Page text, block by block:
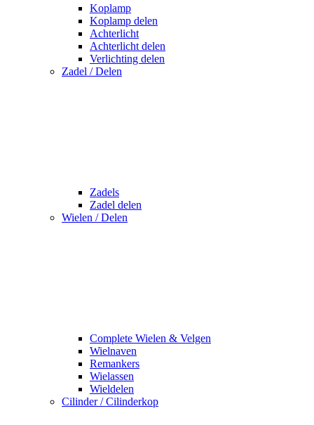
Koplamp
Koplamp delen
Achterlicht
Achterlicht delen
Verlichting delen
Zadel / Delen
Zadels
Zadel delen
Wielen / Delen
Complete Wielen & Velgen
Wielnaven
Remankers
Wielassen
Wieldelen
Cilinder / Cilinderkop